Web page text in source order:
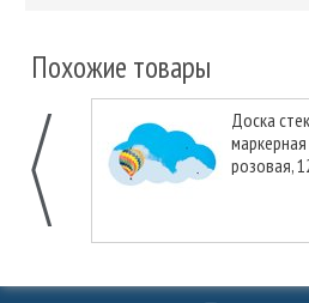
Похожие товары
Доска
маркерная
розовая,